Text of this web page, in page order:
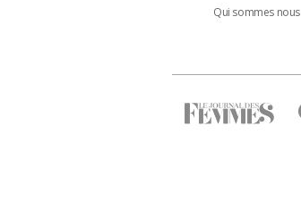
Qui sommes nous